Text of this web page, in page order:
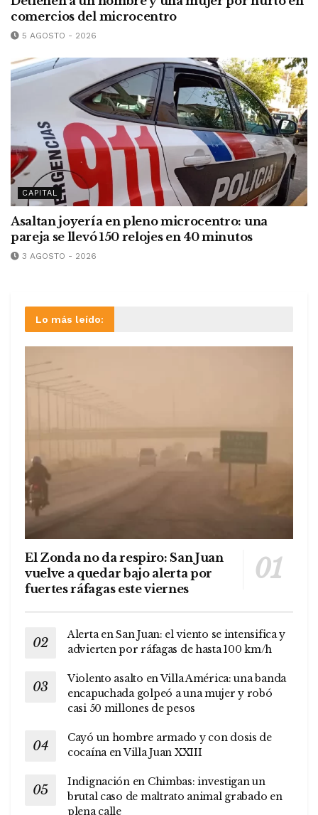
comercios del microcentro
5 AGOSTO - 2026
CAPITAL
Asaltan joyería en pleno microcentro: una
pareja se llevó 150 relojes en 40 minutos
3 AGOSTO - 2026
Lo más leído:
El Zonda no da respiro: San Juan
vuelve a quedar bajo alerta por
fuertes ráfagas este viernes
Alerta en San Juan: el viento se intensifica y
advierten por ráfagas de hasta 100 km/h
Violento asalto en Villa América: una banda
encapuchada golpeó a una mujer y robó
casi 50 millones de pesos
Cayó un hombre armado y con dosis de
cocaína en Villa Juan XXIII
Indignación en Chimbas: investigan un
brutal caso de maltrato animal grabado en
plena calle